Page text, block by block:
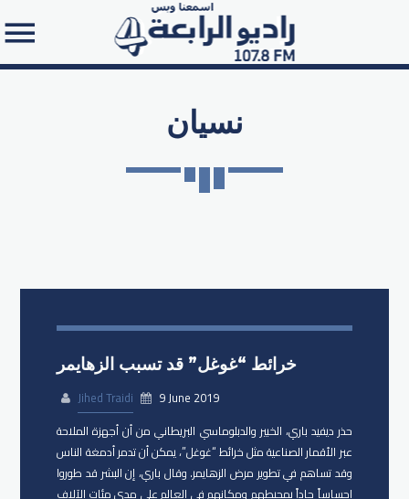
نسيان
خرائط “غوغل” قد تسبب الزهايمر
Jihed Traidi
9 June 2019
حذر ديفيد باري، الخبير والدبلوماسي البريطاني من أن أجهزة الملاحة
عبر الأقمار الصناعية مثل خرائط “غوغل”، يمكن أن تدمر أدمغة الناس
وقد تساهم في تطوير مرض الزهايمر. وقال باري، إن البشر قد طوروا
إحساساً حاداً بمحيطهم ومكانهم في العالم على مدى مئات الآلاف